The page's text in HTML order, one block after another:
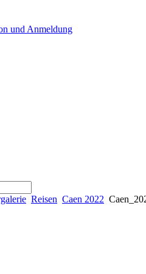
und Anmeldung
Reisen Caen 2022